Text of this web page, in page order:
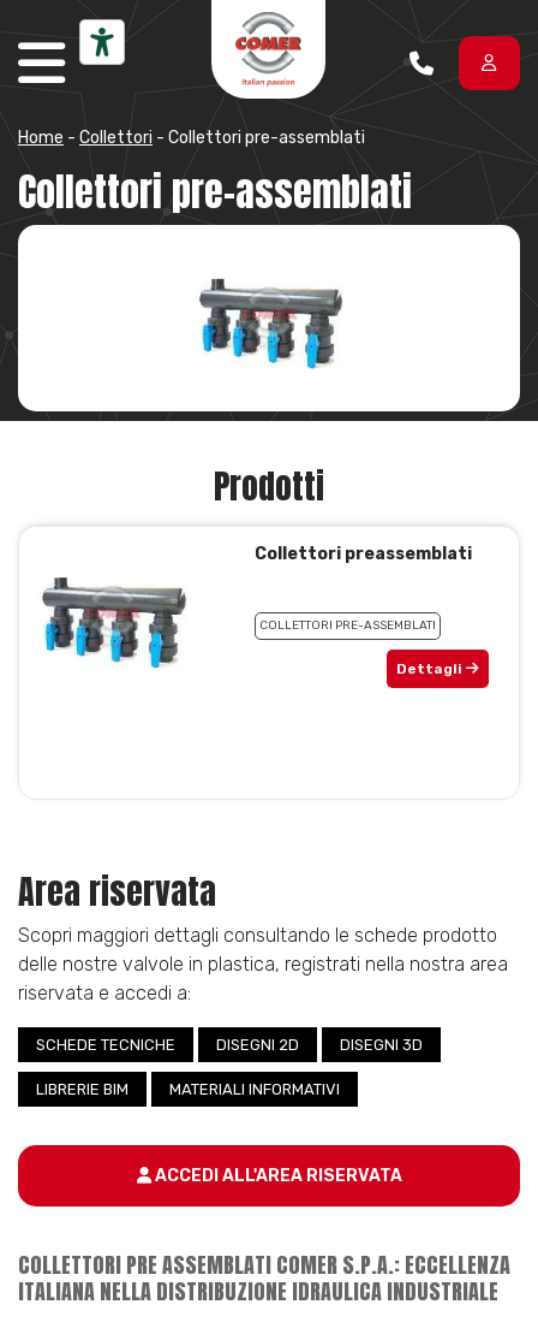
Vai al contenuto
Home - Collettori - Collettori pre-assemblati
Collettori pre-assemblati
Prodotti
Collettori preassemblati
COLLETTORI PRE-ASSEMBLATI
Dettagli
Area riservata
Scopri maggiori dettagli consultando le schede prodotto
delle nostre valvole in plastica, registrati nella nostra area
riservata e accedi a:
SCHEDE TECNICHE DISEGNI 2D DISEGNI 3D
LIBRERIE BIM MATERIALI INFORMATIVI
ACCEDI ALL'AREA RISERVATA
COLLETTORI PRE ASSEMBLATI COMER S.P.A.: ECCELLENZA
ITALIANA NELLA DISTRIBUZIONE IDRAULICA INDUSTRIALE